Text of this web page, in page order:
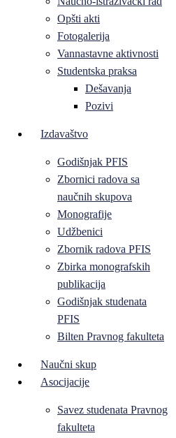
Opšti akti
Fotogalerija
Vannastavne aktivnosti
Studentska praksa
Dešavanja
Pozivi
Izdavaštvo
Godišnjak PFIS
Zbornici radova sa
naučnih skupova
Monografije
Udžbenici
Zbornik radova PFIS
Zbirka monografskih
publikacija
Godišnjak studenata
PFIS
Bilten Pravnog fakulteta
Naučni skup
Asocijacije
Savez studenata Pravnog
fakulteta